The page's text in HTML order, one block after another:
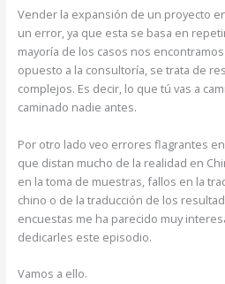
Vender la expansión de un proyecto
un error, ya que esta se basa en
mayoría de los casos nos
opuesto a la consultoría, se trata de
complejos. Es decir, lo que tú vas a
caminado nadie antes.
Por otro lado veo errores flagrantes
que distan mucho de la realidad en
en la toma de muestras, fallos en la
chino o de la traducción de los
encuestas me ha parecido muy
dedicarles este episodio.
Vamos a ello.